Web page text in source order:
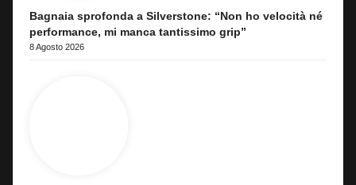
Bagnaia sprofonda a Silverstone: “Non ho velocità né
performance, mi manca tantissimo grip”
8 Agosto 2026